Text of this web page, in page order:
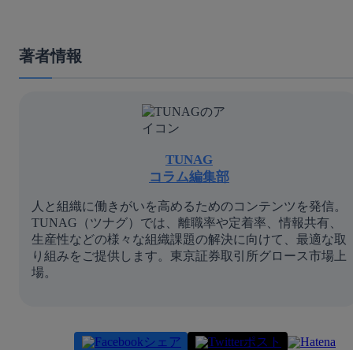
著者情報
TUNAG
コラム編集部
人と組織に働きがいを高めるためのコンテンツを発信。
TUNAG（ツナグ）では、離職率や定着率、情報共有、
生産性などの様々な組織課題の解決に向けて、最適な取
り組みをご提供します。東京証券取引所グロース市場上
場。
シェア ポスト